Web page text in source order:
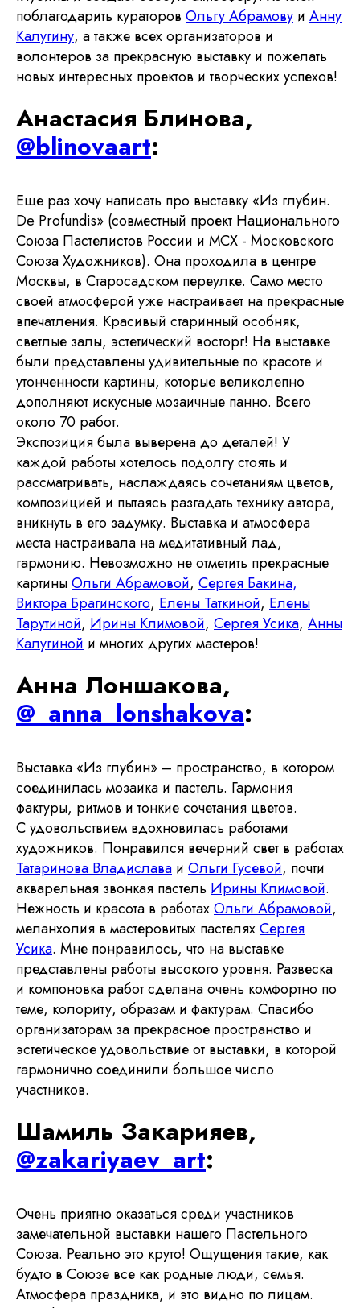
поблагодарить кураторов Ольгу Абрамову и Анну
Калугину, а также всех организаторов и
волонтеров за прекрасную выставку и пожелать
новых интересных проектов и творческих успехов!
Анастасия Блинова,
@blinovaart:
Еще раз хочу написать про выставку «Из глубин.
De Profundis» (совместный проект Национального
Союза Пастелистов России и МСХ - Московского
Союза Художников). Она проходила в центре
Москвы, в Старосадском переулке. Само место
своей атмосферой уже настраивает на прекрасные
впечатления. Красивый старинный особняк,
светлые залы, эстетический восторг! На выставке
были представлены удивительные по красоте и
утонченности картины, которые великолепно
дополняют искусные мозаичные панно. Всего
около 70 работ.
Экспозиция была выверена до деталей! У
каждой работы хотелось подолгу стоять и
рассматривать, наслаждаясь сочетаниям цветов,
композицией и пытаясь разгадать технику автора,
вникнуть в его задумку. Выставка и атмосфера
места настраивала на медитативный лад,
гармонию. Невозможно не отметить прекрасные
картиныОльги Абрамовой, Сергея Бакина,
Виктора Брагинского, Елены Таткиной, Елены
Тарутиной, Ирины Климовой, Сергея Усика, Анны
Калугиной и многих других мастеров!
Анна Лоншакова,
@_anna_lonshakova:
Выставка​ «Из глубин»​ – пространство,​ в котором
соединилась мозаика и пастель. Гармония
фактуры,​ ритмов​ и тонкие сочетания цветов.​
С удовольствием​ вдохновилась​ работами
художников. Понравился вечерний свет в работах
Татаринова Владислава и Ольги Гусевой,​ почти
акварельная звонкая​ пастель Ирины Климовой.
Нежность и красота в работахОльги Абрамовой,
меланхолия в мастеровитых​ пастеляхСергея
Усика.​ Мне понравилось, что на выставке
представлены​ работы высокого уровня.​ Развеска
и​ компоновка работ​ сделана очень комфортно по
теме, колориту, образам и фактурам. Спасибо
организаторам​ за прекрасное пространство и
эстетическое удовольствие от выставки, в которой
гармонично соединили большое число
участников.
Шамиль Закарияев,
@zakariyaev_art:
Очень приятно оказаться среди участников
замечательной выставки нашего Пастельного
Союза. Реально это круто! Ощущения такие, как
будто в Союзе все как родные люди, семья.
Атмосфера праздника, и это видно по лицам.